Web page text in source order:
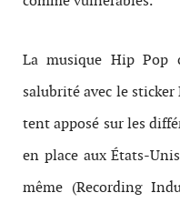
La musique Hip Pop
salubrité avec le
tent apposé sur les
en place aux États-​
même (Record­ing